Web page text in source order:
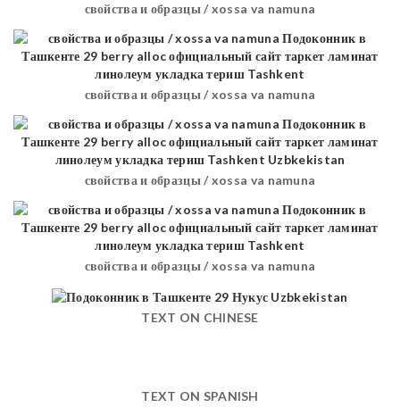
свойства и образцы / xossa va namuna
свойства и образцы / xossa va namuna
свойства и образцы / xossa va namuna
свойства и образцы / xossa va namuna
TEXT ON CHINESE
TEXT ON SPANISH